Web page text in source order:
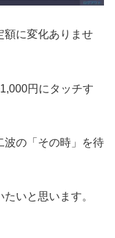
額に変化ありませ
円にタッチす
波の「その時」を待
いと思います。